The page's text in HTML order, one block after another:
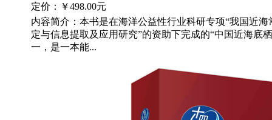
定价：
￥498.00元
内容简介：本书是在海洋公益性行业科研专项“我国近
定与信息提取及应用研究”的资助下完成的“中国近海底
一，是一本能...